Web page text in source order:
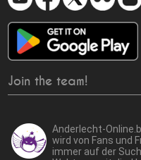
Join the team!
Anderlecht-
wird von Fans und
immer auf der